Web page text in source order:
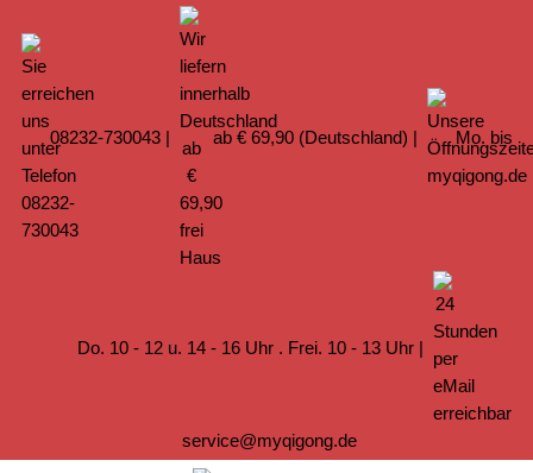
08232-730043| ab € 69,90 (Deutschland) | Mo. bis
Do. 10 - 12 u. 14 - 16 Uhr . Frei. 10 - 13 Uhr |
service@myqigong.de